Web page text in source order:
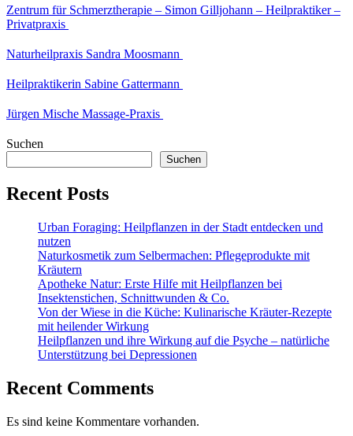
Zentrum für Schmerztherapie – Simon Gilljohann – Heilpraktiker –
Privatpraxis
Naturheilpraxis Sandra Moosmann
Heilpraktikerin Sabine Gattermann
Jürgen Mische Massage-Praxis
Suchen
Suchen
Recent Posts
Urban Foraging: Heilpflanzen in der Stadt entdecken und
nutzen
Naturkosmetik zum Selbermachen: Pflegeprodukte mit
Kräutern
Apotheke Natur: Erste Hilfe mit Heilpflanzen bei
Insektenstichen, Schnittwunden & Co.
Von der Wiese in die Küche: Kulinarische Kräuter-Rezepte
mit heilender Wirkung
Heilpflanzen und ihre Wirkung auf die Psyche – natürliche
Unterstützung bei Depressionen
Recent Comments
Es sind keine Kommentare vorhanden.